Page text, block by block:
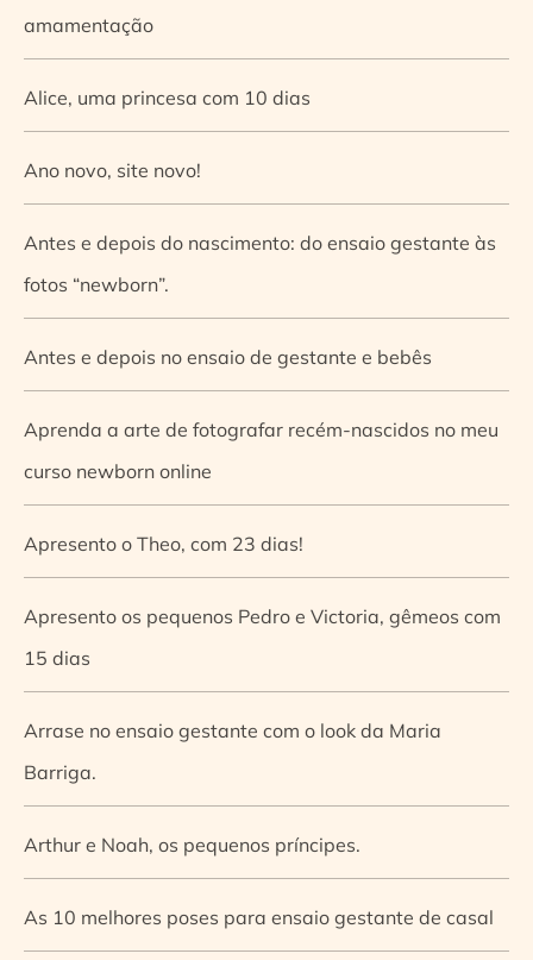
amamentação
Alice, uma princesa com 10 dias
Ano novo, site novo!
Antes e depois do nascimento: do ensaio gestante às
fotos “newborn”.
Antes e depois no ensaio de gestante e bebês
Aprenda a arte de fotografar recém-nascidos no meu
curso newborn online
Apresento o Theo, com 23 dias!
Apresento os pequenos Pedro e Victoria, gêmeos com
15 dias
Arrase no ensaio gestante com o look da Maria
Barriga.
Arthur e Noah, os pequenos príncipes.
As 10 melhores poses para ensaio gestante de casal